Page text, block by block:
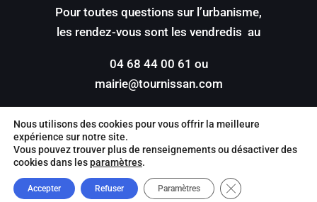
Pour toutes questions sur l’urbanisme,
les rendez-vous sont les vendredis au
04 68 44 00 61 ou
mairie@tournissan.com
©2022 – Mentions légales
confidentilité
| Site réalisé par Value IT
Nous utilisons des cookies pour vous offrir la meilleure
expérience sur notre site.
Vous pouvez trouver plus de renseignements ou désactiver des
cookies dans lesparamètres.
Accepter Refuser Paramètres Close GDPR